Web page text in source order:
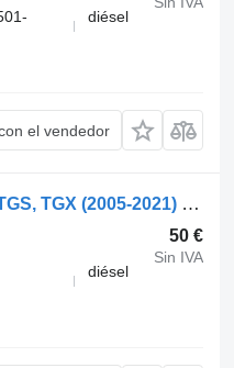
diésel
el vendedor
MAN TGX 18.440 (01.07-) 51415010150 fijación para MAN TGL, TGM, TGS, TGX (2005-2021) cabeza tractora
50 €
Sin IVA
diésel